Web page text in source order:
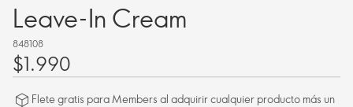
Leave-In Cream
848108
$1.990
Flete gratis para Members al adquirir cualquier producto más un